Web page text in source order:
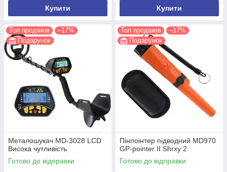
Купити Купити
Топ продажів
–17%
Подарунок
Металошукач MD-3028 LCD
Висока чутливість
Готово до відправки
Топ продажів
–17%
Подарунок
Пінпоінтер підводний MD970
GP-pointer II Shrxy 2
Готово до відправки